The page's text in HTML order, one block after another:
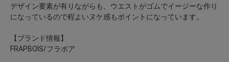
デザイン要素が有りながらも、ウエストがゴムでイージーな作り
になっているので程よいヌケ感もポイントになっています。
【ブランド情報】
FRAPBOIS/フラボア